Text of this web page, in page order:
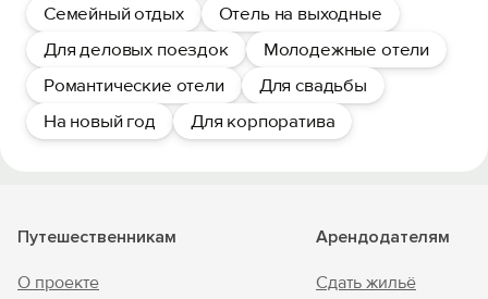
Семейный отдых
Отель на выходные
Для деловых поездок
Молодежные отели
Романтические отели
Для свадьбы
На новый год
Для корпоратива
Путешественникам
О проекте
Арендодателям
Сдать жильё